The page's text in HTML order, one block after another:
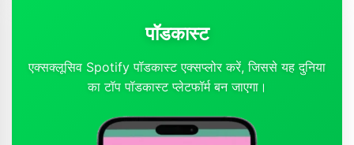
पॉडकास्ट
एक्सक्लूसिव Spotify पॉडकास्ट एक्सप्लोर करें, जिससे यह दुनिया
का टॉप पॉडकास्ट प्लेटफॉर्म बन जाएगा।